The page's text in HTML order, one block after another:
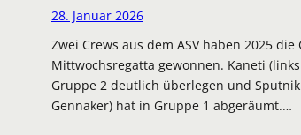
28. Januar 2026
Zwei Crews aus dem ASV haben 2025
Mittwochsregatta gewonnen. Kaneti
Gruppe 2 deutlich überlegen und
Gennaker) hat in Gruppe 1 abgeräumt.…